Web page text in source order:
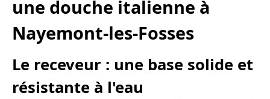
une douche italienne à
Nayemont-les-Fosses
Le receveur : une base solide et
résistante à l'eau